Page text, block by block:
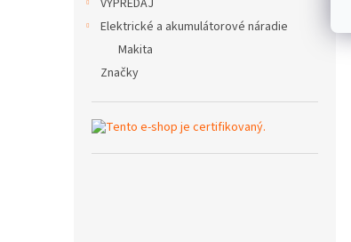
VÝPREDAJ
Elektrické a akumulátorové náradie
Makita
Značky